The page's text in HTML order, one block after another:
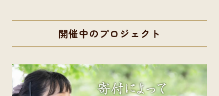
開催中のプロジェクト